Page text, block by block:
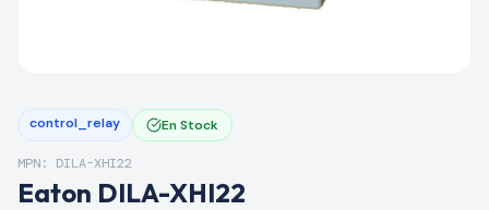
control_relay En Stock
MPN: DILA-XHI22
Eaton DILA-XHI22